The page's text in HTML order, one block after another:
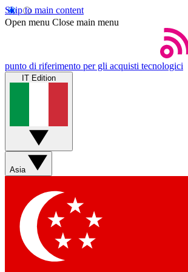
Skip to main content
Open menu Close main menu
punto di riferimento per gli acquisti tecnologici
IT Edition
Asia